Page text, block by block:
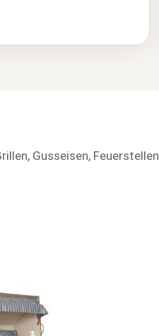
Gusseisen, Feuerstellen